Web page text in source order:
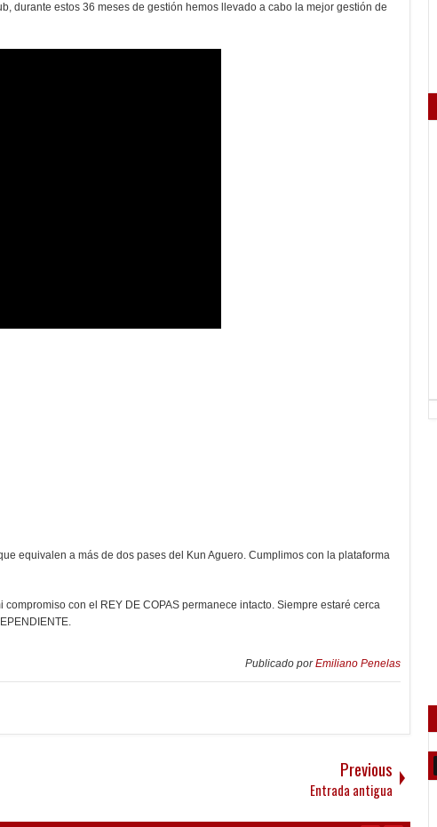
durante estos 36 meses de gestión hemos llevado a cabo la mejor gestión de
equivalen a más de dos pases del Kun Aguero. Cumplimos con la plataforma
con el REY DE COPAS permanece intacto. Siempre estaré cerca
Publicado porEmiliano Penelas
Previous
Entrada antigua